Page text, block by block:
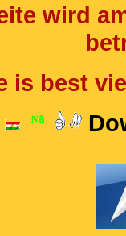
wird
is best